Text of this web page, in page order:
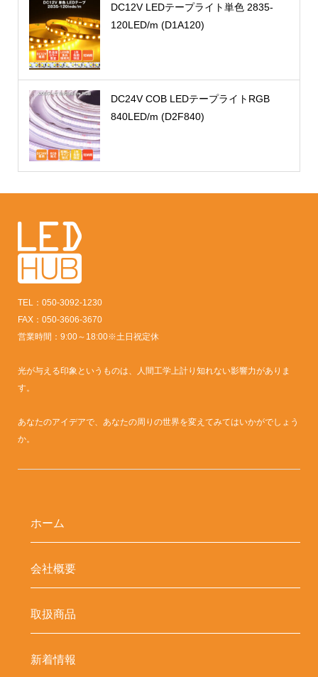
DC12V LEDテープライト単色 2835-
120LED/m (D1A120)
DC24V COB LEDテープライトRGB
840LED/m (D2F840)
TEL：050-3092-1230
FAX：050-3606-3670
営業時間：9:00～18:00※土日祝定休
光が与える印象というものは、人間工学上計り知れない影響力がありま
す。
あなたのアイデアで、あなたの周りの世界を変えてみてはいかがでしょう
か。
ホーム
会社概要
取扱商品
新着情報